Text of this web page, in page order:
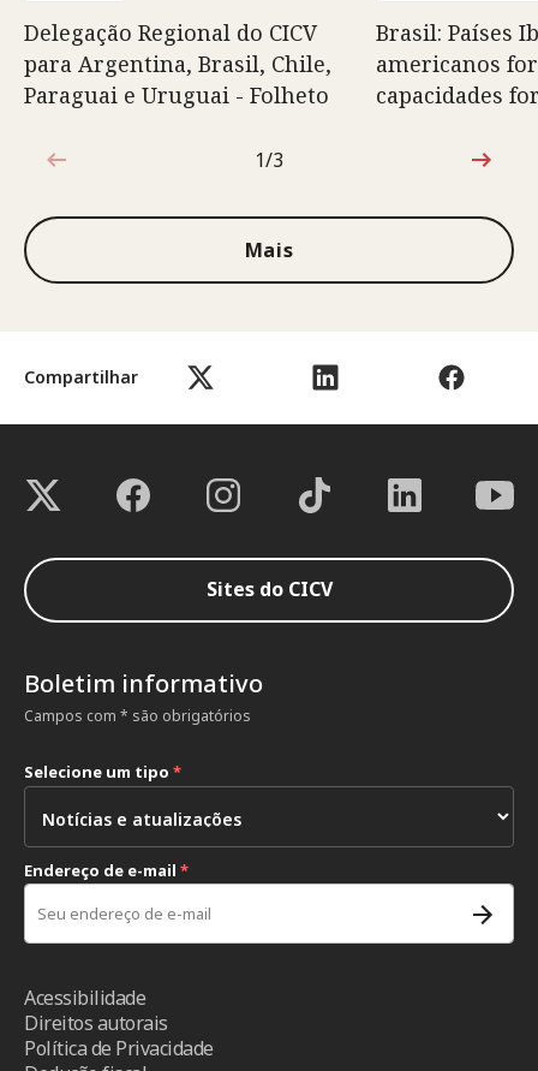
Compartilhar
Delegação Regional do CICV
para Argentina, Brasil, Chile,
Paraguai e Uruguai - Folheto
Brasil: Países
americanos
capacidades
1 de 3
1/3
Mais
Sites do CICV
Boletim informativo
Campos com * são obrigatórios
Selecione um tipo *
Endereço de e-mail *
Acessibilidade
Direitos autorais
Política de Privacidade